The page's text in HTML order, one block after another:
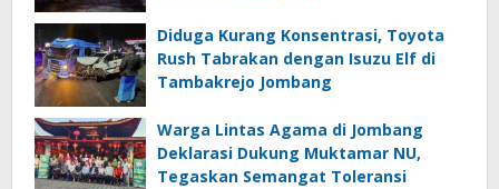
Diduga Kurang Konsentrasi, Toyota
Rush Tabrakan dengan Isuzu Elf di
Tambakrejo Jombang
Warga Lintas Agama di Jombang
Deklarasi Dukung Muktamar NU,
Tegaskan Semangat Toleransi